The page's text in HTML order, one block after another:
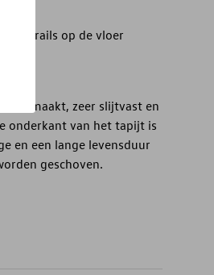
op de vloer
gemaakt, zeer slijtvast en
onderkant van het tapijt is
en een lange levensduur
geschoven.